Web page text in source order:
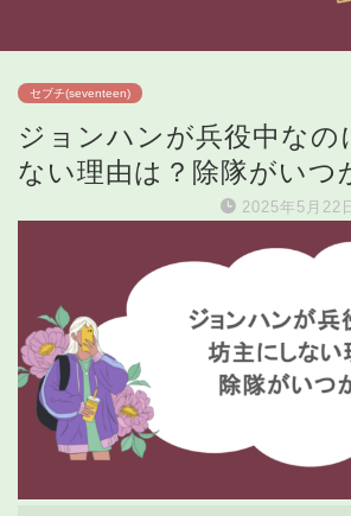
セブチ(seventeen)
ジョンハンが兵役中なの
ない理由は？除隊がいつ
2025年5月22